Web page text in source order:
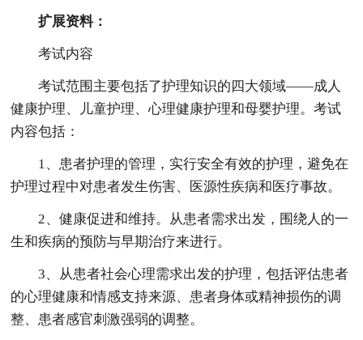
扩展资料：
考试内容
考试范围主要包括了护理知识的四大领域——成人
健康护理、儿童护理、心理健康护理和母婴护理。考试
内容包括：
1、患者护理的管理，实行安全有效的护理，避免在
护理过程中对患者发生伤害、医源性疾病和医疗事故。
2、健康促进和维持。从患者需求出发，围绕人的一
生和疾病的预防与早期治疗来进行。
3、从患者社会心理需求出发的护理，包括评估患者
的心理健康和情感支持来源、患者身体或精神损伤的调
整、患者感官刺激强弱的调整。